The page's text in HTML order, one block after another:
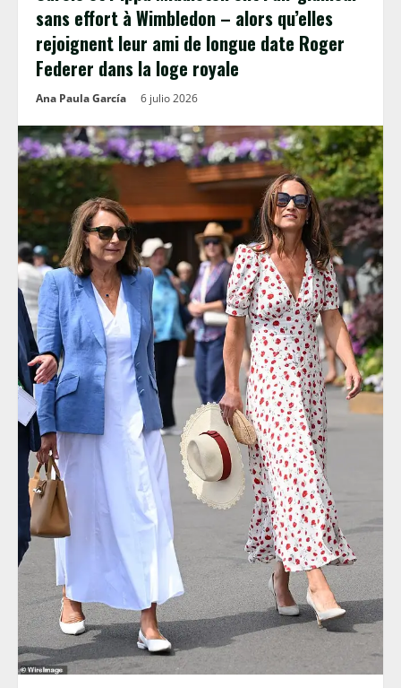
sans effort à Wimbledon – alors qu’elles
rejoignent leur ami de longue date Roger
Federer dans la loge royale
Ana Paula García 6 julio 2026